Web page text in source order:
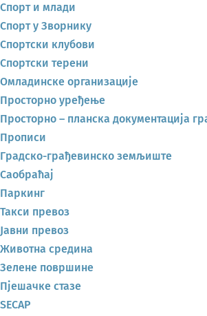
Спорт и млади
Спорт у Зворнику
Спортски клубови
Спортски терени
Омладинске организације
Просторно уређење
Просторно – планска документација
Прописи
Градско-грађевинско земљиште
Саобраћај
Паркинг
Такси превоз
Јавни превоз
Животна средина
Зелене површине
Пјешачке стазе
SECAP